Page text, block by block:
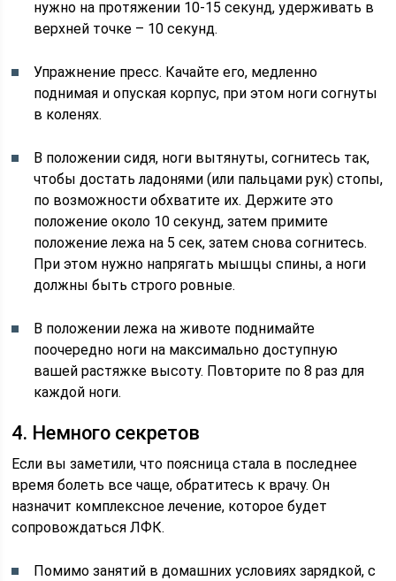
нужно на протяжении 10-15 секунд, удерживать в
верхней точке – 10 секунд.
Упражнение пресс. Качайте его, медленно
поднимая и опуская корпус, при этом ноги согнуты
в коленях.
В положении сидя, ноги вытянуты, согнитесь так,
чтобы достать ладонями (или пальцами рук) стопы,
по возможности обхватите их. Держите это
положение около 10 секунд, затем примите
положение лежа на 5 сек, затем снова согнитесь.
При этом нужно напрягать мышцы спины, а ноги
должны быть строго ровные.
В положении лежа на животе поднимайте
поочередно ноги на максимально доступную
вашей растяжке высоту. Повторите по 8 раз для
каждой ноги.
4. Немного секретов
Если вы заметили, что поясница стала в последнее
время болеть все чаще, обратитесь к врачу. Он
назначит комплексное лечение, которое будет
сопровождаться ЛФК.
Помимо занятий в домашних условиях зарядкой, с